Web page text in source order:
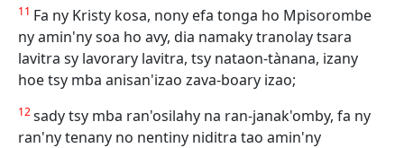
11 Fa ny Kristy kosa, nony efa tonga ho Mpisorombe
ny amin'ny soa ho avy, dia namaky tranolay tsara
lavitra sy lavorary lavitra, tsy nataon-tànana, izany
hoe tsy mba anisan'izao zava-boary izao;
12sady tsy mba ran'osilahy na ran-janak'omby, fa ny
ran'ny tenany no nentiny niditra tao amin'ny